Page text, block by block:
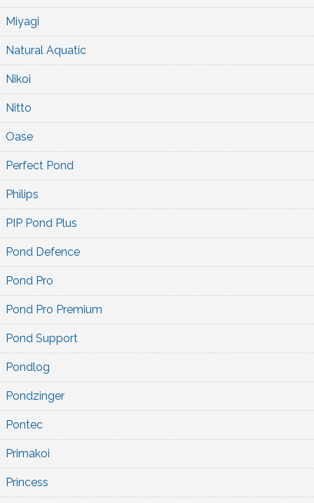
Miyagi
Natural Aquatic
Nikoi
Nitto
Oase
Perfect Pond
Philips
PIP Pond Plus
Pond Defence
Pond Pro
Pond Pro Premium
Pond Support
Pondlog
Pondzinger
Pontec
Primakoi
Princess